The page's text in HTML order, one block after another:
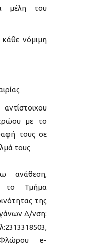
μέλη του
νόμιμη
με το
τους σε
τους
ανάθεση,
το Τμήμα
της
Δ/νση:
e-